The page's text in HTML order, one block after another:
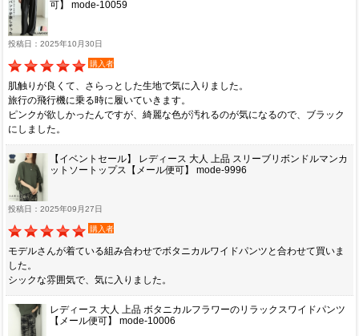
可】 mode-10059
投稿日：2025年10月30日
購入者
肌触りが良くて、さらっとした生地で気に入りました。
旅行の飛行機に乗る時に履いていきます。
ピンクが欲しかったんですが、綺麗な色が汚れるのが気になるので、ブラック
にしました。
【イベントセール】 レディース 大人 上品 スリーブリボンドルマンカ
ットソートップス【メール便可】 mode-9996
投稿日：2025年09月27日
購入者
モデルさんが着ている組み合わせでボタニカルワイドパンツと合わせて買いま
した。
シックな雰囲気で、気に入りました。
レディース 大人 上品 ボタニカルフラワーのリラックスワイドパンツ
【メール便可】 mode-10006